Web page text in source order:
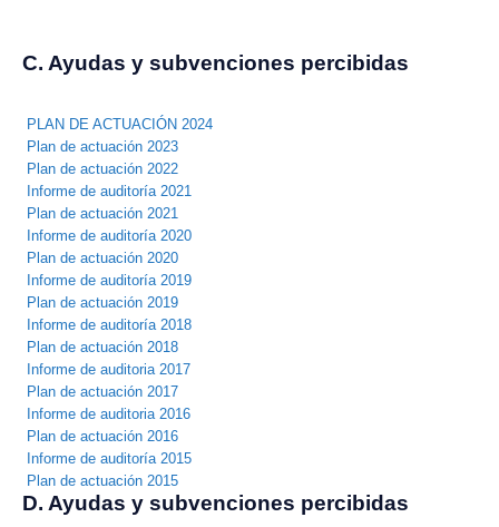
C. Ayudas y subvenciones percibidas
PLAN DE ACTUACIÓN 2024
Plan de actuación 2023
Plan de actuación 2022
Informe de auditoría 2021
Plan de actuación 2021
Informe de auditoría 2020
Plan de actuación 2020
Informe de auditoría 2019
Plan de actuación 2019
Informe de auditoría 2018
Plan de actuación 2018
Informe de auditoria 2017
Plan de actuación 2017
Informe de auditoria 2016
Plan de actuación 2016
Informe de auditoría 2015
Plan de actuación 2015
D. Ayudas y subvenciones percibidas